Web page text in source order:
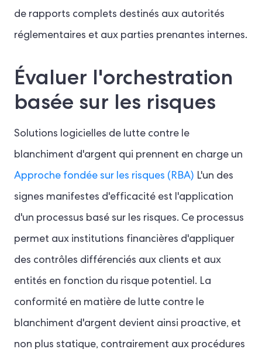
de rapports complets destinés aux autorités
réglementaires et aux parties prenantes internes.
Évaluer l'orchestration
basée sur les risques
Solutions logicielles de lutte contre le
blanchiment d'argent qui prennent en charge un
Approche fondée sur les risques (RBA) L'un des
signes manifestes d'efficacité est l'application
d'un processus basé sur les risques. Ce processus
permet aux institutions financières d'appliquer
des contrôles différenciés aux clients et aux
entités en fonction du risque potentiel. La
conformité en matière de lutte contre le
blanchiment d'argent devient ainsi proactive, et
non plus statique, contrairement aux procédures